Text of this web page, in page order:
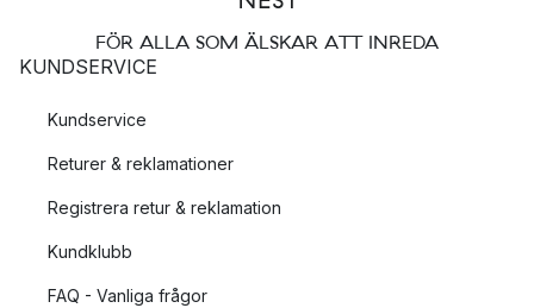
FÖR ALLA SOM ÄLSKAR ATT INREDA
KUNDSERVICE
Kundservice
Returer & reklamationer
Registrera retur & reklamation
Kundklubb
FAQ - Vanliga frågor